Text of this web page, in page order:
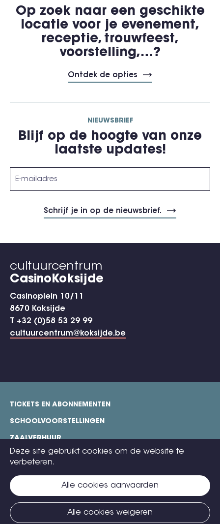
Op zoek naar een geschikte
locatie voor je evenement,
receptie, trouwfeest,
voorstelling,…?
Ontdek de opties
NIEUWSBRIEF
Blijf op de hoogte van onze
laatste updates!
cultuurcentrum
CasinoKoksijde
Casinoplein 10/11
8670 Koksijde
T +32 (0)58 53 29 99
cultuurcentrum@koksijde.be
Deze site gebruikt cookies om de website te
verbeteren.
Alle cookies weigeren
Alle cookies aanvaarden
footer
TICKETS EN ABONNEMENTEN
SCHOOLVOORSTELLINGEN
ZAALVERHUUR
TECHNISCHE FICHES
CONTACT
TICKETS